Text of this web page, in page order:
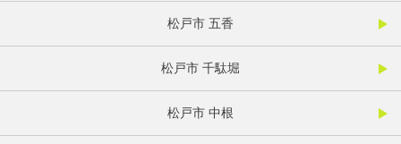
松戸市 五香
松戸市 千駄堀
松戸市 中根